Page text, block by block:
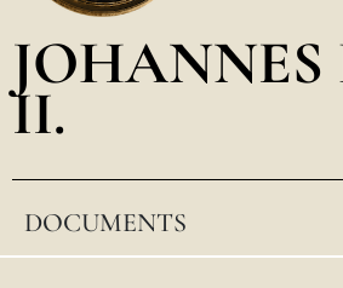
JOHANNES
II.
DOCUMENTS